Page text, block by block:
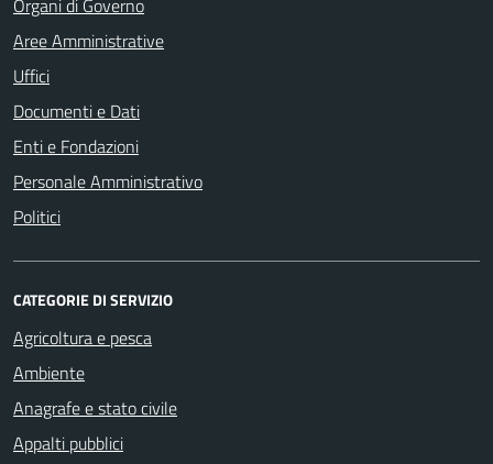
Organi di Governo
Aree Amministrative
Uffici
Documenti e Dati
Enti e Fondazioni
Personale Amministrativo
Politici
CATEGORIE DI SERVIZIO
Agricoltura e pesca
Ambiente
Anagrafe e stato civile
Appalti pubblici